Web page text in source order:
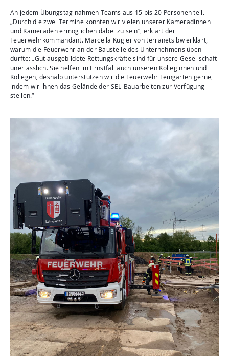
An jedem Übungstag nahmen Teams aus 15 bis 20 Personen teil.
„Durch die zwei Termine konnten wir vielen unserer Kameradinnen
und Kameraden ermöglichen dabei zu sein“, erklärt der
Feuerwehrkommandant. Marcella Kugler von terranets bw erklärt,
warum die Feuerwehr an der Baustelle des Unternehmens üben
durfte: „Gut ausgebildete Rettungskräfte sind für unsere Gesellschaft
unerlässlich. Sie helfen im Ernstfall auch unseren Kolleginnen und
Kollegen, deshalb unterstützen wir die Feuerwehr Leingarten gerne,
indem wir ihnen das Gelände der SEL-Bauarbeiten zur Verfügung
stellen.“